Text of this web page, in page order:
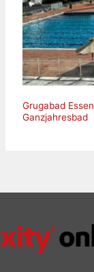
Grugabad
Ganzjahresbad